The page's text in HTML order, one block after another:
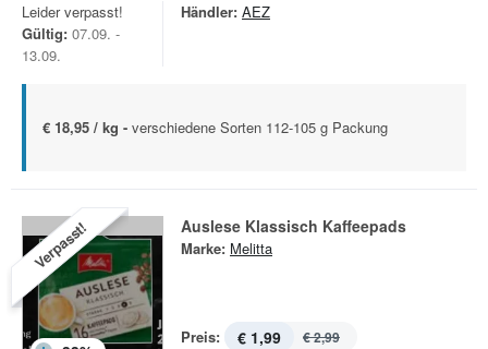
Leider verpasst!
Gültig: 07.09. -
13.09.
Händler: AEZ
€ 18,95 / kg - verschiedene Sorten 112-105 g Packung
Verpasst! Auslese Klassisch Kaffeepads
Marke: Melitta
Preis: € 1,99 € 2,99